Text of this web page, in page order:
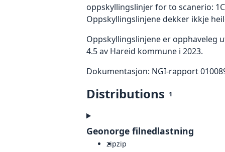
oppskyllingslinjer for to scanerio:
Oppskyllingslinjene dekker ikkje
Oppskyllingslinjene er opphaveleg
4.5 av Hareid kommune i 2023.
Dokumentasjon: NGI-rapport
Distributions 1
Geonorge filnedlastning
zipzip